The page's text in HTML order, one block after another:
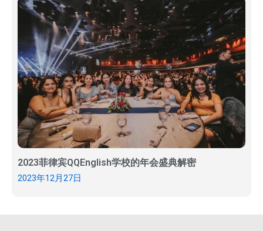
2023菲律宾QQEnglish学校的年会盛典解密
2023年12月27日